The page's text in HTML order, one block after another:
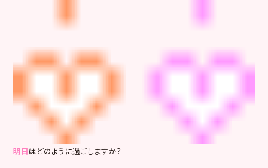
明日はどのように過ごしますか？